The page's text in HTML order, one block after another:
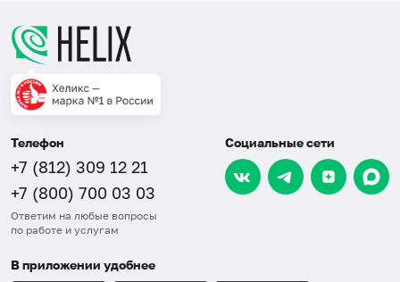
Телефон
+7 (812) 309 12 21
+7 (800) 700 03 03
Ответим на любые вопросы
по работе и услугам
Социальные сети
В приложении удобнее